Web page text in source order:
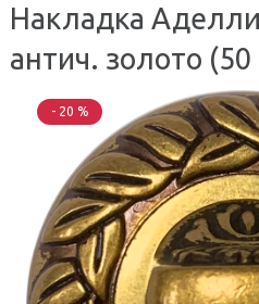
Накладка Аделли
антич. золото
- 20 %